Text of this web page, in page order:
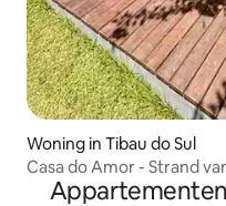
Woning in Tibau do Sul
Casa do Amor - Strand